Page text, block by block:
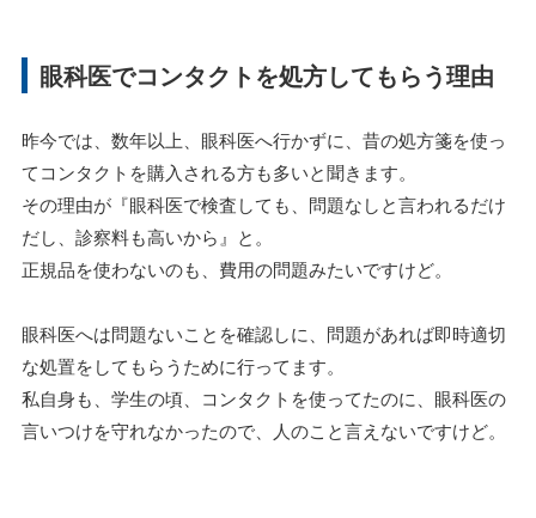
眼科医でコンタクトを処方してもらう理由
昨今では、数年以上、眼科医へ行かずに、昔の処方箋を使っ
てコンタクトを購入される方も多いと聞きます。
その理由が『眼科医で検査しても、問題なしと言われるだけ
だし、診察料も高いから』と。
正規品を使わないのも、費用の問題みたいですけど。
眼科医へは問題ないことを確認しに、問題があれば即時適切
な処置をしてもらうために行ってます。
私自身も、学生の頃、コンタクトを使ってたのに、眼科医の
言いつけを守れなかったので、人のこと言えないですけど。